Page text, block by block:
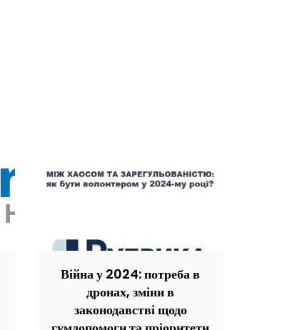
Війна у 2024: потреба в
дронах, зміни в
законодавстві щодо